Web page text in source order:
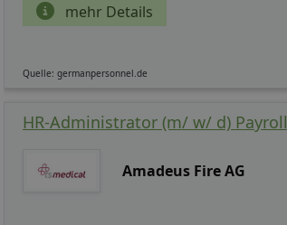
mehr Details
Quelle: germanpersonnel.de
HR-Administrator (m/ w/ d) Payroll
Amadeus Fire AG